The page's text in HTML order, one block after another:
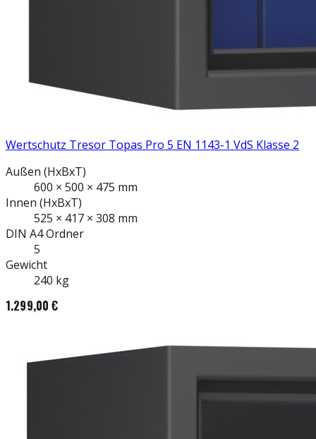
Wertschutz Tresor Topas Pro 5 EN 1143-1 VdS Klasse 2
Außen (HxBxT)
600 × 500 × 475 mm
Innen (HxBxT)
525 × 417 × 308 mm
DIN A4Ordner
5
Gewicht
240 kg
1.299,00 €